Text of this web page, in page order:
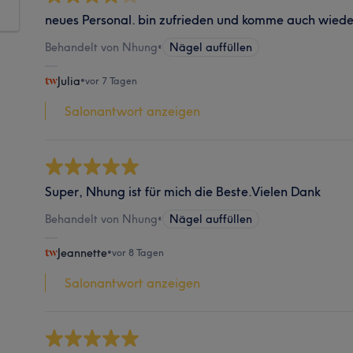
neues Personal. bin zufrieden und komme auch
Behandelt von Nhung• Nägel auffüllen
Julia•vor 7 Tagen
Salonantwort anzeigen
Super, Nhung ist für mich die Beste.Vielen Dank
Behandelt von Nhung• Nägel auffüllen
Jeannette•vor 8 Tagen
Salonantwort anzeigen